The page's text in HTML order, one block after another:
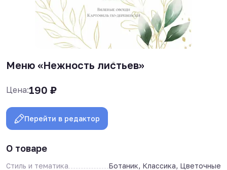
Меню «Нежность листьев»
Цена:190 ₽
Перейти в редактор
О товаре
Стиль и тематика
Ботаник, Классика, Цветочные